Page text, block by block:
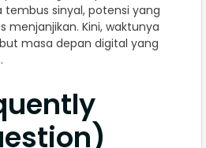
sinyal, potensi yang
menjanjikan. Kini, waktunya
masa depan digital yang